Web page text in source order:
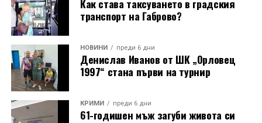
търси подходящо място за нейното изграждане, тъй
като до средата на 80-те години на нейното
оригинално място вече били построени сградите на
Община Дряново и на полицията.
Как става таксуването в градския
транспорт на Габрово?
НОВИНИ преди 6 дни
Денислав Иванов от ШК „Орловец
1997“ стана първи на турнир
КРИМИ преди 6 дни
61-годишен мъж загуби живота си